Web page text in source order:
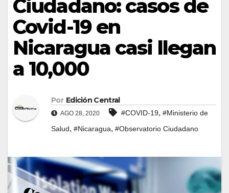
Ciudadano: casos de
Covid-19 en
Nicaragua casi llegan
a 10,000
Por Edición Central
AGO 28, 2020 #COVID-19, #Ministerio de
Salud, #Nicaragua, #Observatorio Ciudadano